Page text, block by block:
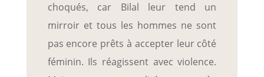
choqués, car Bilal leur tend un
mirroir et tous les hommes ne sont
pas encore prêts à accepter leur côté
féminin. Ils réagissent avec violence.